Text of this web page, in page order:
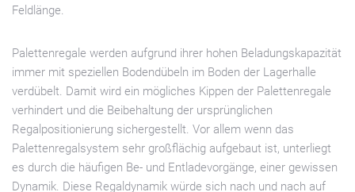
Feldlänge.
Palettenregale werden aufgrund ihrer hohen Beladungskapazität
immer mit speziellen Bodendübeln im Boden der Lagerhalle
verdübelt. Damit wird ein mögliches Kippen der Palettenregale
verhindert und die Beibehaltung der ursprünglichen
Regalpositionierung sichergestellt. Vor allem wenn das
Palettenregalsystem sehr großflächig aufgebaut ist, unterliegt
es durch die häufigen Be- und Entladevorgänge, einer gewissen
Dynamik. Diese Regaldynamik würde sich nach und nach auf